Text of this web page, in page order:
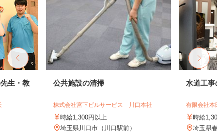
生・教 公共施設の清掃
株式会社宮下ビルサービス 川口本社
時給1,300円以上
埼玉県川口市（川口駅前）
水道工
有限会社本
時給
埼玉県